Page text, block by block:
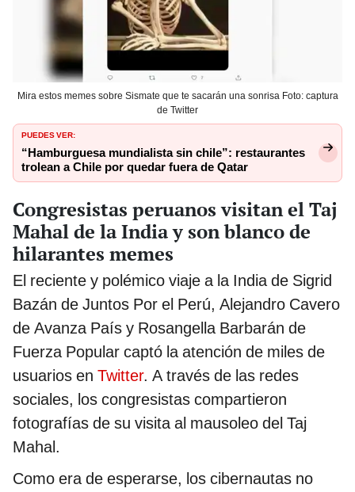
Mira estos memes sobre Sismate que te sacarán una sonrisa Foto: captura
de Twitter
PUEDES VER:
“Hamburguesa mundialista sin chile”: restaurantes
trolean a Chile por quedar fuera de Qatar
Congresistas peruanos visitan el Taj
Mahal de la India y son blanco de
hilarantes memes
El reciente y polémico viaje a la India de Sigrid
Bazán de Juntos Por el Perú, Alejandro Cavero
de Avanza País y Rosangella Barbarán de
Fuerza Popular captó la atención de miles de
usuarios en Twitter. A través de las redes
sociales, los congresistas compartieron
fotografías de su visita al mausoleo del Taj
Mahal.
Como era de esperarse, los cibernautas no